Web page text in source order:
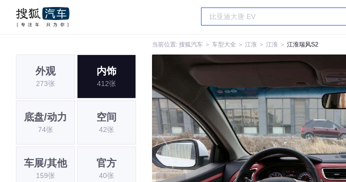
当前位置: 搜狐汽车 ＞ 车型大全 ＞ 江淮 ＞ 江淮 ＞ 江淮瑞风S2
外观
273张
内饰
412张
底盘/动力
74张
空间
42张
车展/其他
159张
官方
40张